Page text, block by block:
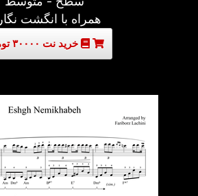
همراه با انگشت نگاری
خرید نت ۳۰۰۰۰ تومان